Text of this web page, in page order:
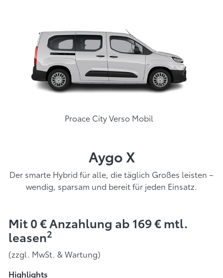
Proace City Verso Mobil
Aygo X
Der smarte Hybrid für alle, die täglich Großes leisten –
wendig, sparsam und bereit für jeden Einsatz.
Mit 0 € Anzahlung ab 169 € mtl.
leasen2
(zzgl. MwSt. & Wartung)
Highlights